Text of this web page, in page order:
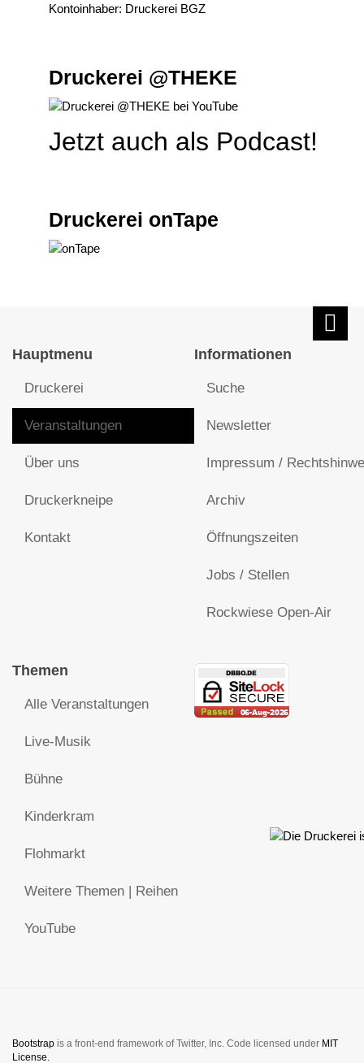
Kontoinhaber: Druckerei BGZ
Druckerei @THEKE
Jetzt auch als Podcast!
Druckerei onTape
Hauptmenu
Druckerei
Veranstaltungen
Über uns
Druckerkneipe
Kontakt
Informationen
Suche
Newsletter
Impressum /
Archiv
Öffnungszeiten
Jobs / Stellen
Rockwiese Open-Air
Themen
Alle Veranstaltungen
Live-Musik
Bühne
Kinderkram
Flohmarkt
Weitere Themen | Reihen
YouTube
Bootstrap is a front-end framework of Twitter, Inc. Code licensed under MIT
License.